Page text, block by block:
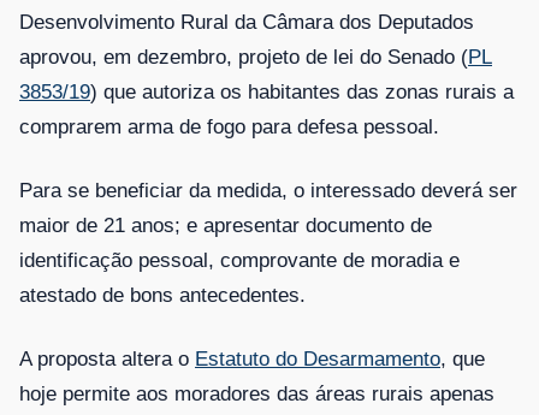
Desenvolvimento Rural da Câmara dos Deputados
aprovou, em dezembro, projeto de lei do Senado (PL
3853/19) que autoriza os habitantes das zonas rurais a
comprarem arma de fogo para defesa pessoal.
Para se beneficiar da medida, o interessado deverá ser
maior de 21 anos; e apresentar documento de
identificação pessoal, comprovante de moradia e
atestado de bons antecedentes.
A proposta altera o Estatuto do Desarmamento, que
hoje permite aos moradores das áreas rurais apenas